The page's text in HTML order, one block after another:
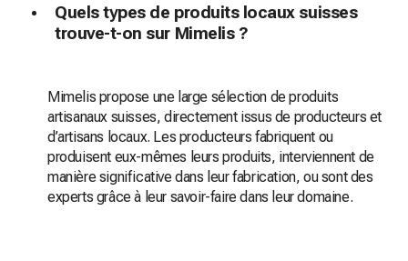
Quels types de produits locaux suisses
trouve-t-on sur Mimelis ?
Mimelis propose une large sélection de produits
artisanaux suisses, directement issus de producteurs et
d’artisans locaux. Les producteurs fabriquent ou
produisent eux-mêmes leurs produits, interviennent de
manière significative dans leur fabrication, ou sont des
experts grâce à leur savoir-faire dans leur domaine.